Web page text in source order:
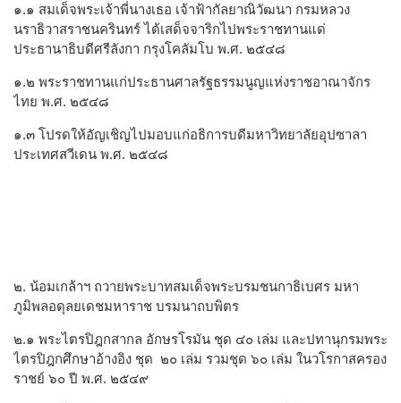
๑.๑ สมเด็จพระเจ้าพี่นางเธอ เจ้าฟ้ากัลยาณิวัฒนา กรมหลวง
นราธิวาสราชนครินทร์ ได้เสด็จจาริกไปพระราชทานแด่
ประธานาธิบดีศรีลังกา กรุงโคลัมโบ พ.ศ. ๒๕๔๘
๑.๒ พระราชทานแก่ประธานศาลรัฐธรรมนูญแห่งราชอาณาจักร
ไทย พ.ศ. ๒๕๔๘
๑.๓ โปรดให้อัญเชิญไปมอบแก่อธิการบดีมหาวิทยาลัยอุปซาลา
ประเทศสวีเดน พ.ศ. ๒๕๔๘
๒. น้อมเกล้าฯ ถวายพระบาทสมเด็จพระบรมชนกาธิเบศร มหา
ภูมิพลอดุลยเดชมหาราช บรมนาถบพิตร
๒.๑ พระไตรปิฎกสากล อักษรโรมัน ชุด ๔๐ เล่ม และปทานุกรมพระ
ไตรปิฎกศึกษาอ้างอิง ชุด ๒๐ เล่ม รวมชุด ๖๐ เล่ม ในวโรกาสครอง
ราชย์ ๖๐ ปี พ.ศ. ๒๕๔๙